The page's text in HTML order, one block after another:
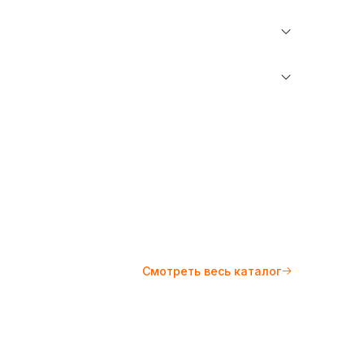
Пиджаки и жакеты
Смотреть весь каталог